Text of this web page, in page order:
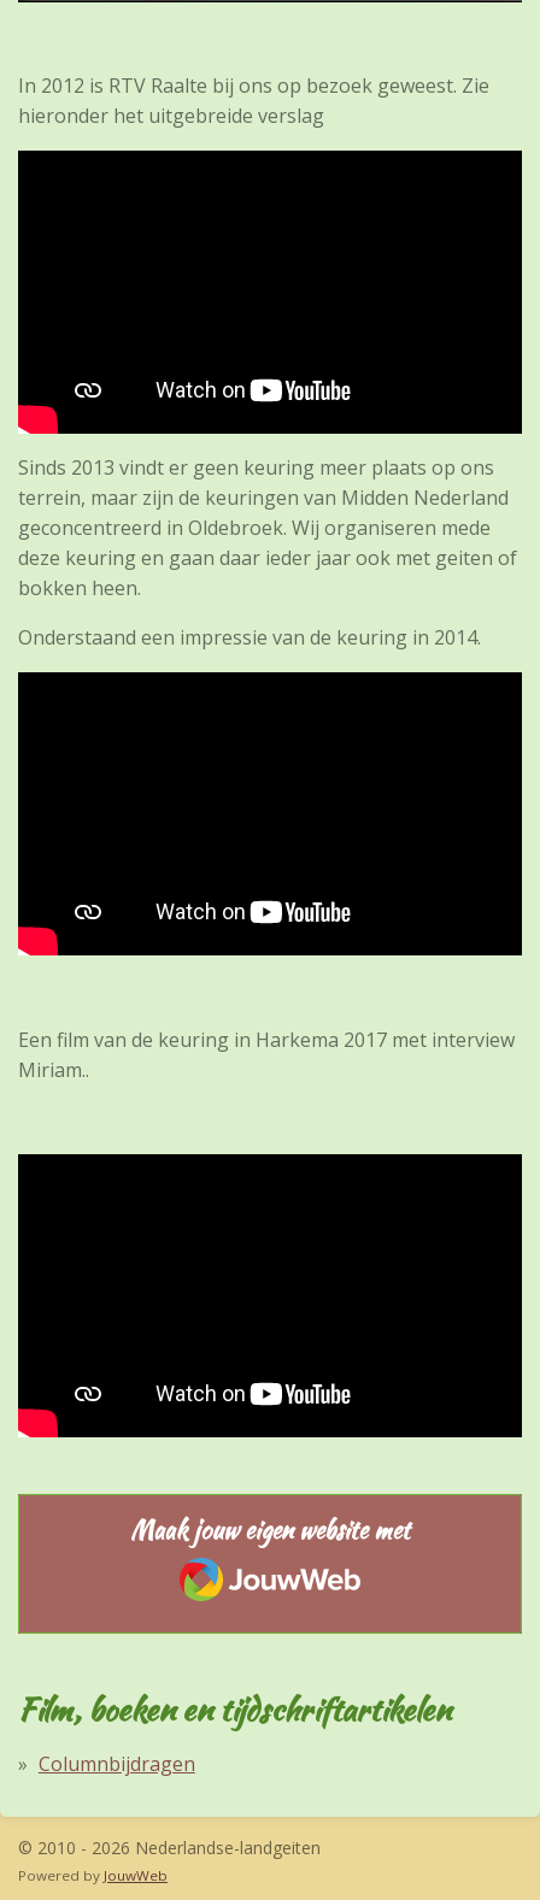
In 2012 is RTV Raalte bij ons op bezoek geweest. Zie
hieronder het uitgebreide verslag
Sinds 2013 vindt er geen keuring meer plaats op ons
terrein, maar zijn de keuringen van Midden Nederland
geconcentreerd in Oldebroek. Wij organiseren mede
deze keuring en gaan daar ieder jaar ook met geiten of
bokken heen.
Onderstaand een impressie van de keuring in 2014.
Een film van de keuring in Harkema 2017 met interview
Miriam..
Maak jouw eigen website met
JouwWeb
Film, boeken en tijdschriftartikelen
Columnbijdragen
© 2010 - 2026 Nederlandse-landgeiten
Powered by JouwWeb